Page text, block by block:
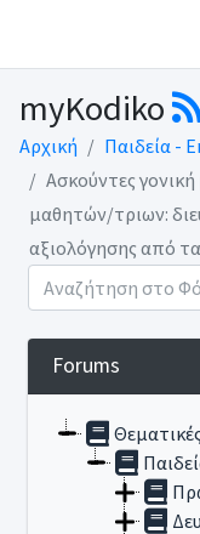
myKodiko
Αρχική
Παιδεία -
Ασκούντες
μαθητών/τριων:
αξιολόγησης από
Forums